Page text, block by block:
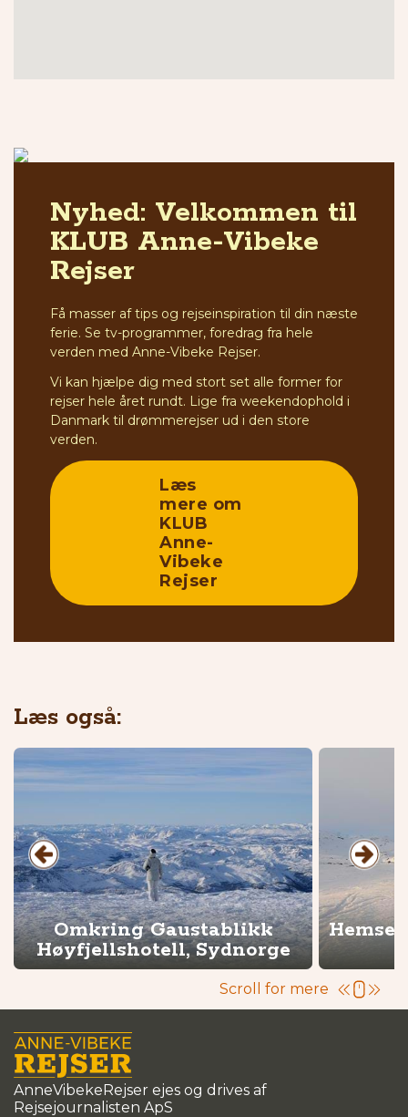
Nyhed: Velkommen til
KLUB Anne-Vibeke
Rejser
Få masser af tips og rejseinspiration til din næste
ferie. Se tv-programmer, foredrag fra hele
verden med Anne-Vibeke Rejser.
Vi kan hjælpe dig med stort set alle former for
rejser hele året rundt. Lige fra weekendophold i
Danmark til drømmerejser ud i den store
verden.
Læs
mere om
KLUB
Anne-
Vibeke
Rejser
Læs også:
Omkring Gaustablikk
Høyfjellshotell, Sydnorge
Scroll for mere
AnneVibekeRejser ejes og drives af
Rejsejournalisten ApS